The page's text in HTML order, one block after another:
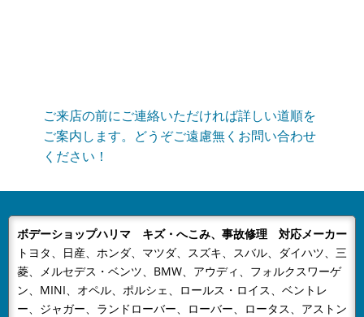
ただき厚くお礼申し上げます。有限会社ボデーショップ
ハリマでは、誠に勝手ながら下記...
2024/08/09 NEWS
平素は格別のお引き立てをいただき厚くお礼申し上げま
す。有限会社ボデーショップハリマでは、誠に勝手なが
ら下記日程を夏季休業とさせてい...
2024/04/26 NEWS
GW休業のお知らせ
当社はGW休業は4月28日～5月6日までとなりますご不
ご来店の前にご連絡いただければ詳しい道順を
ご案内します。どうぞご遠慮無くお問い合わせ
ください！
ボデーショップハリマ キズ・へこみ、事故修理 対応メーカー
トヨタ、日産、ホンダ、マツダ、スズキ、スバル、ダイハツ、三
菱、メルセデス・ベンツ、BMW、アウディ、フォルクスワーゲ
ン、MINI、オペル、ポルシェ、ロールス・ロイス、ベントレ
ー、ジャガー、ランドローバー、ローバー、ロータス、アストン